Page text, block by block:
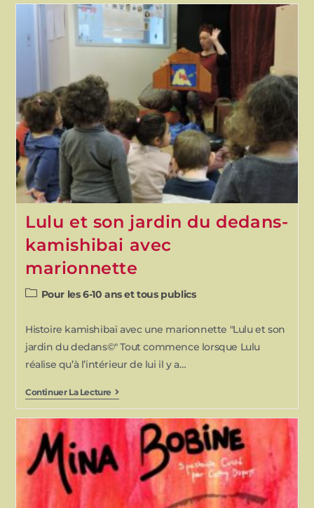
Lulu et son jardin du dedans-
kamishibai avec
marionnette
Pour les 6-10 ans et tous publics
Histoire kamishibaï avec une marionnette "Lulu et son
jardin du dedans©" Tout commence lorsque Lulu
réalise qu’à l’intérieur de lui il y a…
Continuer La Lecture